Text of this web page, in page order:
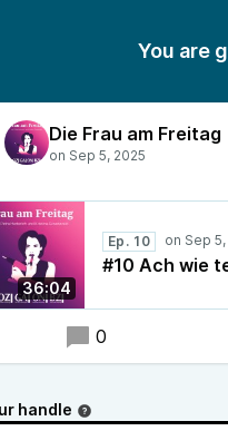
You are
Die Frau am Freitag
36:04
Ep. 10
#10 Ach wie
0
handle